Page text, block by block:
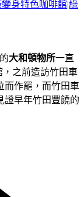
身特色咖啡館|綠
大和頓物所一直
之前造訪竹田車
而作罷，而竹田車
證早年竹田豐饒的